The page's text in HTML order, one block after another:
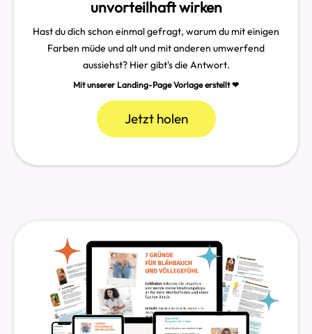
unvorteilhaft wirken
Hast du dich schon einmal gefragt, warum du mit einigen
Farben müde und alt und mit anderen umwerfend
aussiehst? Hier gibt's die Antwort.
Mit unserer Landing-Page Vorlage erstellt ❤︎
Jetzt holen